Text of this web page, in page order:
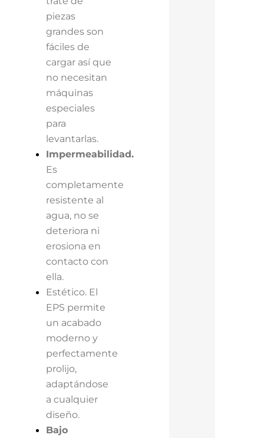
piezas
grandes son
fáciles de
cargar así que
no necesitan
máquinas
especiales
para
levantarlas.
Impermeabilidad.
Es
completamente
resistente al
agua, no se
deteriora ni
erosiona en
contacto con
ella.
Estético. El
EPS permite
un acabado
moderno y
perfectamente
prolijo,
adaptándose
a cualquier
diseño.
Bajo